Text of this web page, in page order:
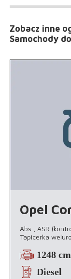
Zobacz inne
Samochody
Opel
Abs , ASR
Tapicerka
1248
Diesel